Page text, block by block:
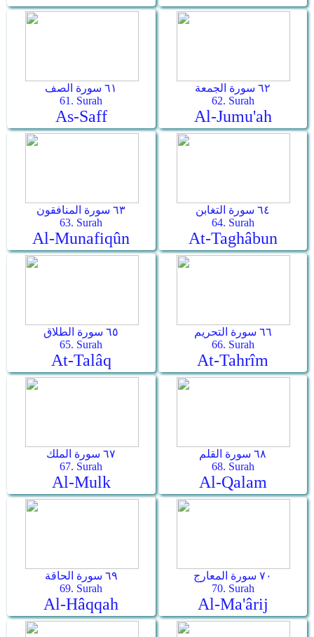
٦١ سورة الصف
61. Surah
As-Saff
٦٢ سورة الجمعة
62. Surah
Al-Jumu'ah
٦٣ سورة المنافقون
63. Surah
Al-Munafiqûn
٦٤ سورة التغابن
64. Surah
At-Taghâbun
٦٥ سورة الطلاق
65. Surah
At-Talâq
٦٦ سورة التحريم
66. Surah
At-Tahrîm
٦٧ سورة الملك
67. Surah
Al-Mulk
٦٨ سورة القلم
68. Surah
Al-Qalam
٦٩ سورة الحاقة
69. Surah
Al-Hâqqah
٧٠ سورة المعارج
70. Surah
Al-Ma'ârij